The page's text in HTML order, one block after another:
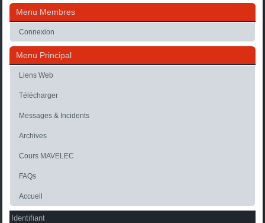
Menu Membres
Connexion
Menu Principal
Liens Web
Télécharger
Messages & Incidents
Archives
Cours MAVELEC
FAQs
Accueil
Identifiant